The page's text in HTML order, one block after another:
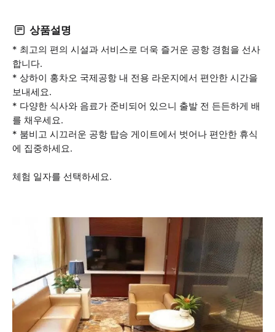
상품설명
* 최고의 편의 시설과 서비스로 더욱 즐거운 공항 경험을 선사
합니다.
* 상하이 홍차오 국제공항 내 전용 라운지에서 편안한 시간을
보내세요.
* 다양한 식사와 음료가 준비되어 있으니 출발 전 든든하게 배
를 채우세요.
* 붐비고 시끄러운 공항 탑승 게이트에서 벗어나 편안한 휴식
에 집중하세요.
체험 일자를 선택하세요.